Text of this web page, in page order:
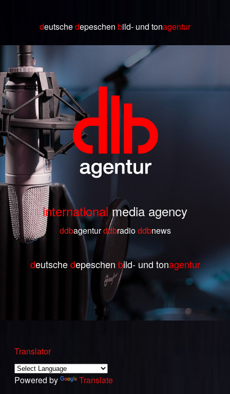
deutschedepeschen bild- und tonagentur
internationalmedia agency
ddbagenturddbradioddbnews
deutschedepeschen bild- und tonagentur
Translator
Powered by Translate